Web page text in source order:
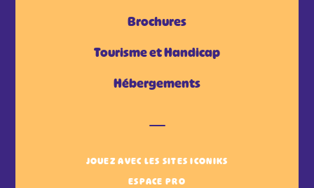
Brochures
Tourisme et Handicap
Hébergements
JOUEZ AVEC LES SITES ICONIKS
ESPACE PRO